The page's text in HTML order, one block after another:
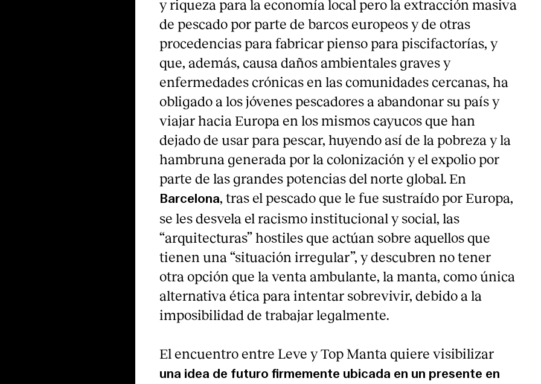
y riqueza para la economía local pero la extracción masiva
de pescado por parte de barcos europeos y de otras
procedencias para fabricar pienso para piscifactorías, y
que, además, causa daños ambientales graves y
enfermedades crónicas en las comunidades cercanas, ha
obligado a los jóvenes pescadores a abandonar su país y
viajar hacia Europa en los mismos cayucos que han
dejado de usar para pescar, huyendo así de la pobreza y la
hambruna generada por la colonización y el expolio por
parte de las grandes potencias del norte global. En
Barcelona, tras el pescado que le fue sustraído por Europa,
se les desvela el racismo institucional y social, las
“arquitecturas” hostiles que actúan sobre aquellos que
tienen una “situación irregular”, y descubren no tener
otra opción que la venta ambulante, la manta, como única
alternativa ética para intentar sobrevivir, debido a la
imposibilidad de trabajar legalmente.
El encuentro entre Leve y Top Manta quiere visibilizar
una idea de futuro firmemente ubicada en un presente en